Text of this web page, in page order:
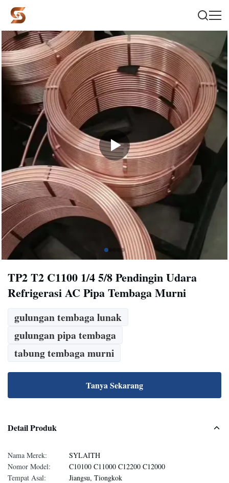
TP2 T2 C1100 1/4 5/8 Pendingin Udara
Refrigerasi AC Pipa Tembaga Murni
gulungan tembaga lunak
gulungan pipa tembaga
tabung tembaga murni
Tanya Sekarang
Detail Produk
Nama Merek:
SYLAITH
Nomor Model:
C10100 C11000 C12200 C12000
Tempat Asal:
Jiangsu, Tiongkok